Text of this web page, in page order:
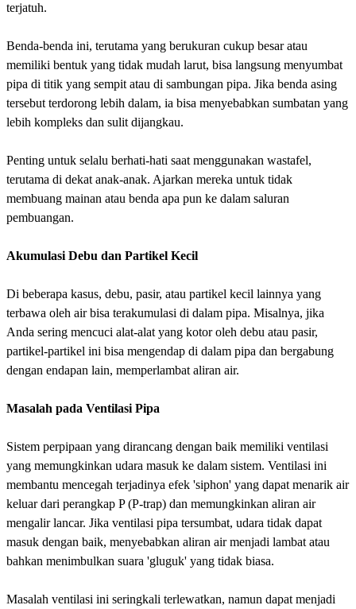
terjatuh.
Benda-benda ini, terutama yang berukuran cukup besar atau
memiliki bentuk yang tidak mudah larut, bisa langsung menyumbat
pipa di titik yang sempit atau di sambungan pipa. Jika benda asing
tersebut terdorong lebih dalam, ia bisa menyebabkan sumbatan yang
lebih kompleks dan sulit dijangkau.
Penting untuk selalu berhati-hati saat menggunakan wastafel,
terutama di dekat anak-anak. Ajarkan mereka untuk tidak
membuang mainan atau benda apa pun ke dalam saluran
pembuangan.
Akumulasi Debu dan Partikel Kecil
Di beberapa kasus, debu, pasir, atau partikel kecil lainnya yang
terbawa oleh air bisa terakumulasi di dalam pipa. Misalnya, jika
Anda sering mencuci alat-alat yang kotor oleh debu atau pasir,
partikel-partikel ini bisa mengendap di dalam pipa dan bergabung
dengan endapan lain, memperlambat aliran air.
Masalah pada Ventilasi Pipa
Sistem perpipaan yang dirancang dengan baik memiliki ventilasi
yang memungkinkan udara masuk ke dalam sistem. Ventilasi ini
membantu mencegah terjadinya efek 'siphon' yang dapat menarik air
keluar dari perangkap P (P-trap) dan memungkinkan aliran air
mengalir lancar. Jika ventilasi pipa tersumbat, udara tidak dapat
masuk dengan baik, menyebabkan aliran air menjadi lambat atau
bahkan menimbulkan suara 'gluguk' yang tidak biasa.
Masalah ventilasi ini seringkali terlewatkan, namun dapat menjadi